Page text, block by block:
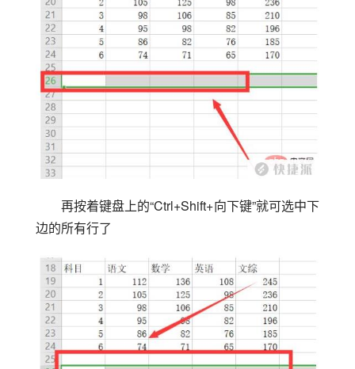
再按着键盘上的“Ctrl+Shift+向下键”就可选中下
边的所有行了